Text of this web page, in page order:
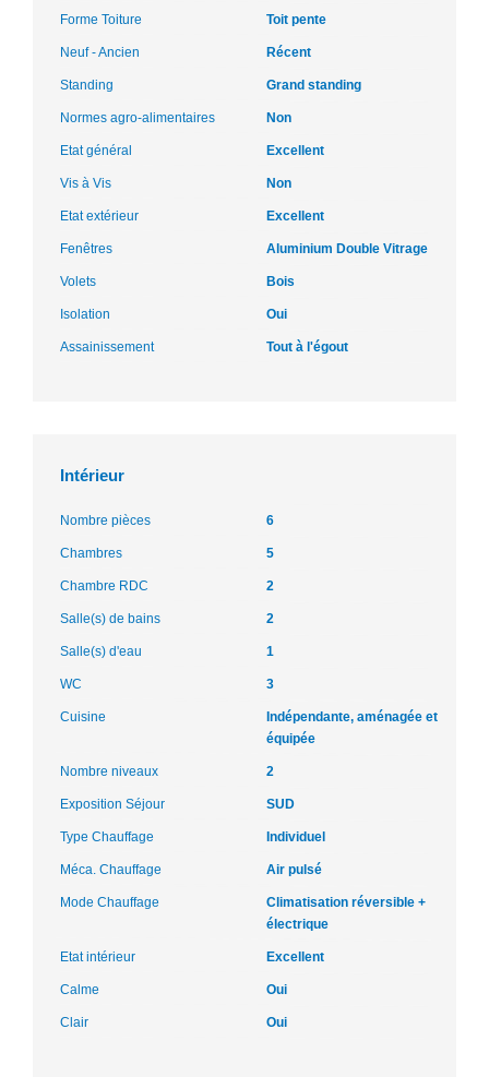
Forme Toiture Toit pente
Neuf - Ancien Récent
Standing Grand standing
Normes agro-alimentaires Non
Etat général Excellent
Vis à Vis Non
Etat extérieur Excellent
Fenêtres Aluminium Double Vitrage
Volets Bois
Isolation Oui
Assainissement Tout à l'égout
Intérieur
Nombre pièces 6
Chambres 5
Chambre RDC 2
Salle(s) de bains 2
Salle(s) d'eau 1
WC 3
Cuisine
Indépendante, aménagée et
équipée
Nombre niveaux 2
Exposition Séjour SUD
Type Chauffage Individuel
Méca. Chauffage Air pulsé
Mode Chauffage
Climatisation réversible +
électrique
Etat intérieur Excellent
Calme Oui
Clair Oui